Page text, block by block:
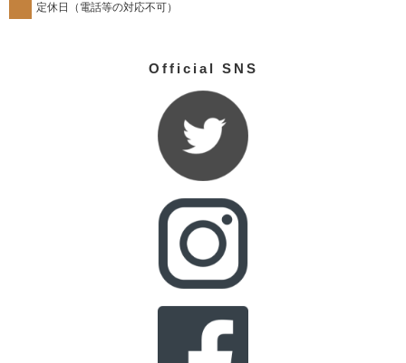
定休日（電話等の対応不可）
Official SNS